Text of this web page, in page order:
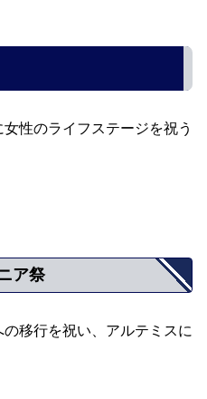
性のライフステージを祝う
ア祭
移行を祝い、アルテミスに